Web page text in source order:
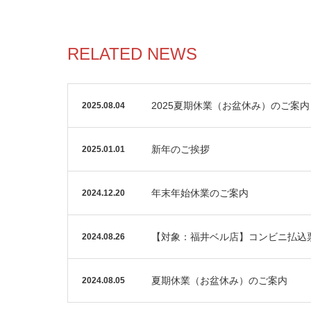
RELATED NEWS
2025.08.04 2025夏期休業（お盆休み）のご案内
2025.01.01 新年のご挨拶
2024.12.20 年末年始休業のご案内
2024.08.26 【対象：福井ベル店】コンビニ払
2024.08.05 夏期休業（お盆休み）のご案内